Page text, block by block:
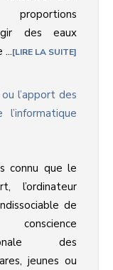
des eaux
... LIRE LA SUITE
l’apport des
connu que le
l’ordinateur
de
des
jeunes ou